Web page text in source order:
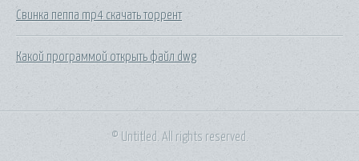
Свинка пеппа mp4 скачать торрент
Какой программой открыть файл dwg
© Untitled. All rights reserved.